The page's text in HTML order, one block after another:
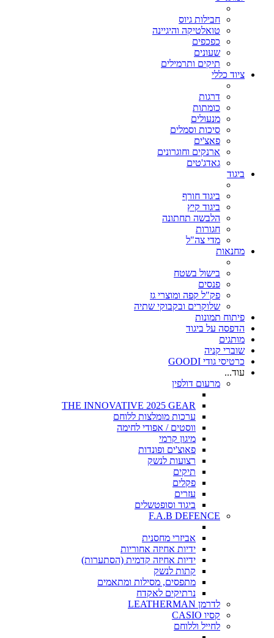
חבילות גיוס
טואלטיקה והיגיינה
כפכפים
שעונים
תיקים ותרמילים
ציוד כללי
דרגות
כומתות
מנעולים
סיכות וסמלים
פאצ'ים
ארנקים וחוגרונים
גאדג'טים
ביגוד
ביגוד חורף
ביגוד קיץ
הלבשה תחתונה
חגורות
מדי צה"ל
מחנאות
בישול בשטח
פנסים
פק"ל קפה ומוצרי גז
שלוקרים ובקבוקי שתיה
פיתוח תמונות
הדפסה על ביגוד
מותגים
שוברי קניה
כרטיסי גודי GOODI
עוד...
מרעום דולפין
THE INNOVATIVE 2025 GEAR
ערכות מומלצות ללוחם
ווסטים / אפודי לחימה
מיגון קרמי
פאוצ'ים ופונדות
רצועות לנשק
תיקים
פקלים
עזרים
ביגוד וסופטשלים
F.A.B DEFENCE
אביזרי מחסנית
ידיות אחיזה אחוריות
ידיות אחיזה קדמית (הסתערות)
קתות לנשק
מתפסים, מסילות ומתאמים
נרתיקים לאקדח
לדרמן LEATHERMAN
קסיו CASIO
לחייל וללוחם